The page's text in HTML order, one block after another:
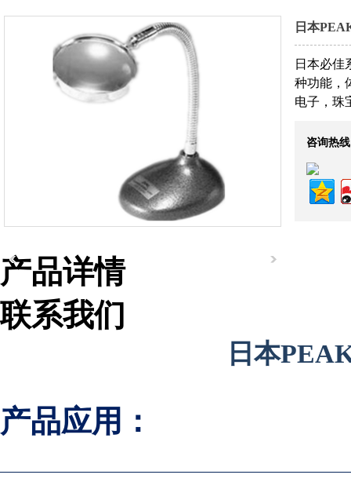
日本
日本必佳
种功能，
电子，珠
咨询热
产品详情
联系我们
日本
产品应用：